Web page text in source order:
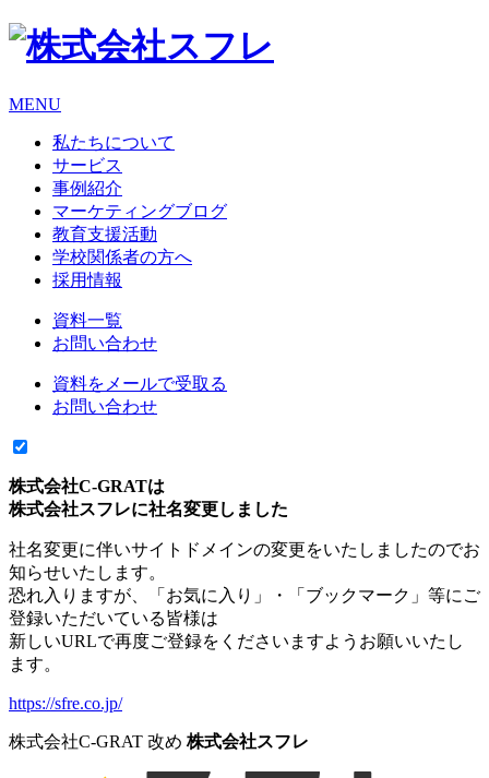
MENU
私たちについて
サービス
事例紹介
マーケティングブログ
教育支援活動
学校関係者の方へ
採用情報
資料一覧
お問い合わせ
資料をメールで受取る
お問い合わせ
株式会社C-GRATは
株式会社スフレに社名変更しました
社名変更に伴いサイトドメインの変更をいたしましたのでお
知らせいたします。
恐れ入りますが、「お気に入り」・「ブックマーク」等にご
登録いただいている皆様は
新しいURLで再度ご登録をくださいますようお願いいたし
ます。
https://sfre.co.jp/
株式会社C-GRAT 改め 株式会社スフレ